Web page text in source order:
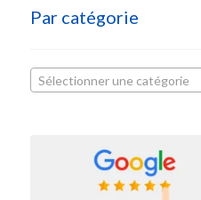
Par catégorie
Sélectionner une catégorie